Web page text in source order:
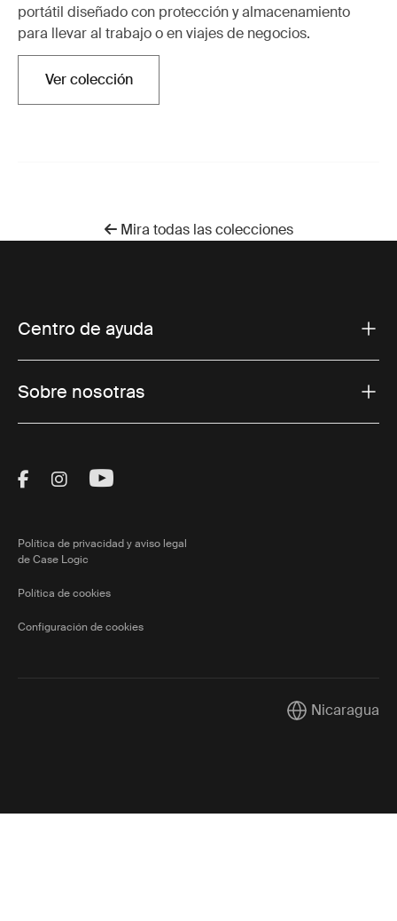
portátil diseñado con protección y almacenamiento
para llevar al trabajo o en viajes de negocios.
Ver colecciónSe abre en una nueva pestaña
Mira todas las colecciones
Centro de ayuda
Sobre nosotras
Visit Thule on Facebook (external link)
Visit Thule on Instagram (external link)
Visit Thule on Youtube (external
Política de privacidad y aviso legal
de Case Logic
Política de cookies
Configuración de cookies
Current market/
Nicaragua